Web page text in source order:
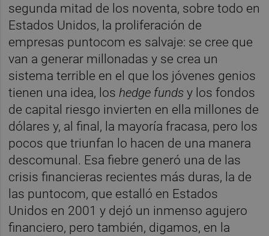
segunda mitad de los noventa, sobre todo en
Estados Unidos, la proliferación de
empresas puntocom es salvaje: se cree que
van a generar millonadas y se crea un
sistema terrible en el que los jóvenes genios
tienen una idea, loshedge funds y los fondos
de capital riesgo invierten en ella millones de
dólares y, al final, la mayoría fracasa, pero los
pocos que triunfan lo hacen de una manera
descomunal. Esa fiebre generó una de las
crisis financieras recientes más duras, la de
las puntocom, que estalló en Estados
Unidos en 2001 y dejó un inmenso agujero
financiero, pero también, digamos, en la